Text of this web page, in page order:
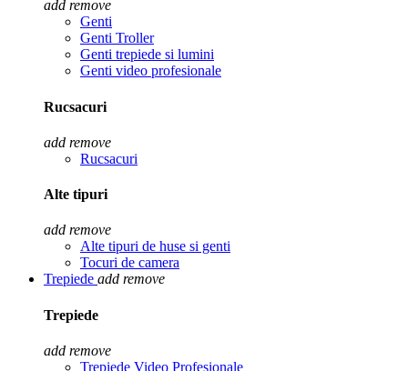
add remove
Genti
Genti Troller
Genti trepiede si lumini
Genti video profesionale
Rucsacuri
add remove
Rucsacuri
Alte tipuri
add remove
Alte tipuri de huse si genti
Tocuri de camera
Trepiede add remove
Trepiede
add remove
Trepiede Video Profesionale